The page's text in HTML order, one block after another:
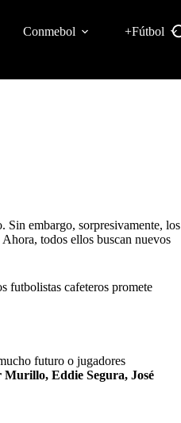
Conmebol +Fútbol
Sin embargo, sorpresivamente, los
Ahora, todos ellos buscan nuevos
futbolistas cafeteros promete
futuro o jugadores
Murillo, Eddie Segura, José